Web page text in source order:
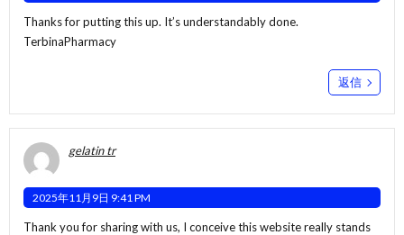
Thanks for putting this up. It’s understandably done.
TerbinaPharmacy
返信
gelatin tr
2025年11月9日 9:41 PM
Thank you for sharing with us, I conceive this website really stands